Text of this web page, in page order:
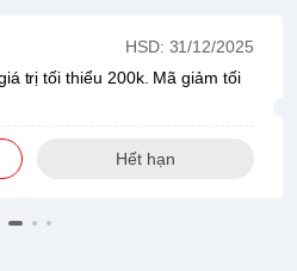
HSD: 31/12/2025
trị tối thiểu 200k. Mã giảm tối
Hết hạn